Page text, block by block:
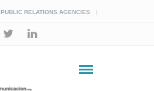
PUBLIC RELATIONS AGENCIES